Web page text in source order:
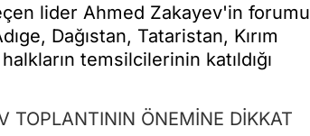
lider Ahmed Zakayev'in forumu
Dağıstan, Tataristan, Kırım
temsilcilerinin katıldığı
TOPLANTININ ÖNEMİNE DİKKAT